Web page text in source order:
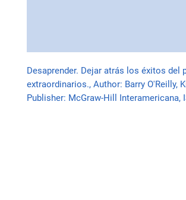
Desaprender. Dejar atrás los éxitos del
extraordinarios., Author: Barry O'Reilly,
Publisher: McGraw-Hill Interamericana,